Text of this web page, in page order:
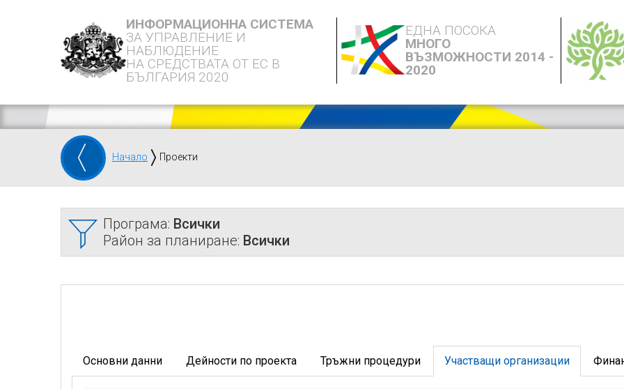
ИНФОРМАЦИОННА СИСТЕМА
ЗА УПРАВЛЕНИЕ И
НАБЛЮДЕНИЕ
НА СРЕДСТВАТА ОТ ЕС В
БЪЛГАРИЯ 2020
ЕДНА ПОСОКА
МНОГО
ВЪЗМОЖНОСТИ 2014 -
2020
Начало Проекти
Програма: Всички
Район за планиране: Всички
Основни данни Дейности по проекта Тръжни процедури Участващи организации